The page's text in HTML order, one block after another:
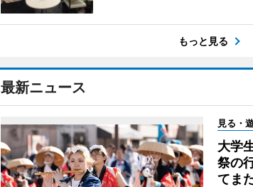
もっと見る
最新ニュース
見る・
大学
祭の
てま